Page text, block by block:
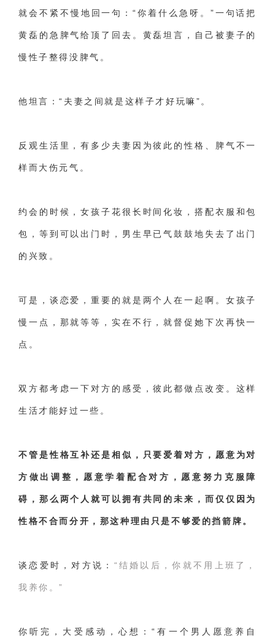
就会不紧不慢地回一句：“你着什么急呀。”一句话把
黄磊的急脾气给顶了回去。黄磊坦言，自己被妻子的
慢性子整得没脾气。
他坦言：“夫妻之间就是这样子才好玩嘛”。
反观生活里，有多少夫妻因为彼此的性格、脾气不一
样而大伤元气。
约会的时候，女孩子花很长时间化妆，搭配衣服和包
包，等到可以出门时，男生早已气鼓鼓地失去了出门
的兴致。
可是，谈恋爱，重要的就是两个人在一起啊。女孩子
慢一点，那就等等，实在不行，就督促她下次再快一
点。
双方都考虑一下对方的感受，彼此都做点改变。这样
生活才能好过一些。
不管是性格互补还是相似，只要爱着对方，愿意为对
方做出调整，愿意学着配合对方，愿意努力克服障
碍，那么两个人就可以拥有共同的未来，而仅仅因为
性格不合而分开，那这种理由只是不够爱的挡箭牌。
谈恋爱时，对方说： “结婚以后，你就不用上班了，
我养你。”
你听完，大受感动，心想：“有一个男人愿意养自